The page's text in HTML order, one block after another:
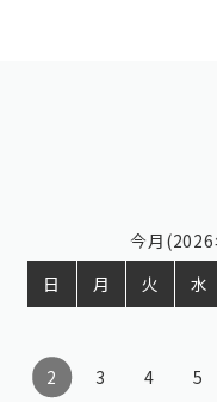
今月
日
月 火 水
2
3 4 5